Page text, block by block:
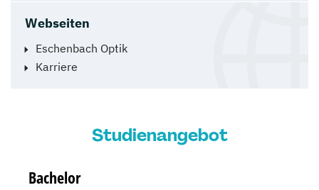
Webseiten
Eschenbach Optik
Karriere
Studienangebot
Bachelor